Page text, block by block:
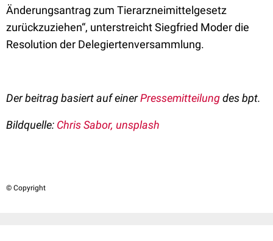
Änderungsantrag zum Tierarzneimittelgesetz
zurückzuziehen“, unterstreicht Siegfried Moder die
Resolution der Delegiertenversammlung.
Der beitrag basiert auf einerPressemitteilungdes bpt.
Bildquelle: Chris Sabor, unsplash
© Copyright